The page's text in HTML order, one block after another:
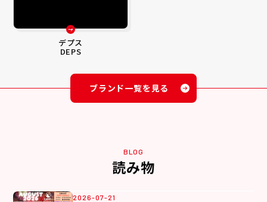
デプス
DEPS
ブランド一覧を見る
BLOG
読み物
2026-07-21